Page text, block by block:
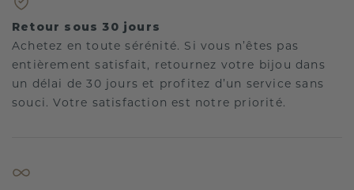
Retour sous 30 jours
Achetez en toute sérénité. Si vous n’êtes pas
entièrement satisfait, retournez votre bijou dans
un délai de 30 jours et profitez d’un service sans
souci. Votre satisfaction est notre priorité.